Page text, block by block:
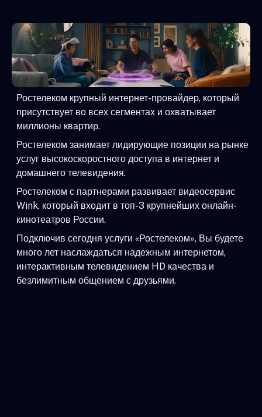
Ростелеком крупный интернет-провайдер, который
присутствует во всех сегментах и охватывает
миллионы квартир.
Ростелеком занимает лидирующие позиции на рынке
услуг высокоскоростного доступа в интернет и
домашнего телевидения.
Ростелеком с партнерами развивает видеосервис
Wink, который входит в топ-3 крупнейших онлайн-
кинотеатров России.
Подключив сегодня услуги «Ростелеком», Вы будете
много лет наслаждаться надежным интернетом,
интерактивным телевидением HD качества и
безлимитным общением с друзьями.